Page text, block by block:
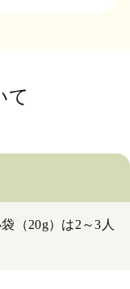
て
（20g）は2～3人